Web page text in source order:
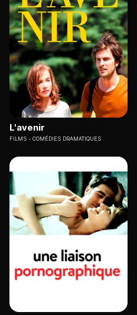
L'avenir
FILMS COMÉDIES DRAMATIQUES